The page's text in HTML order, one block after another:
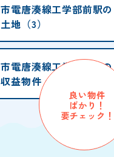
市電唐湊線工学部前駅の
土地（3）
市電唐湊線工学部前駅の
収益物件・他（1）
良い物件
ばかり！
要チェック！